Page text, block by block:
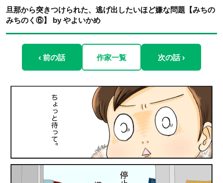
旦那から突きつけられた、逃げ出したいほど嫌な問題【みちの
みちのく⑥】 by やよいかめ
‹ 前の話 作家一覧 次の話 ›